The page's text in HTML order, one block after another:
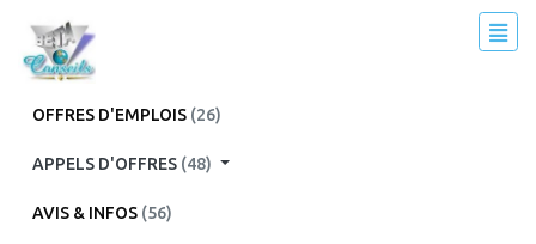
OFFRES D'EMPLOIS (26)
APPELS D'OFFRES (48)
AVIS & INFOS (56)